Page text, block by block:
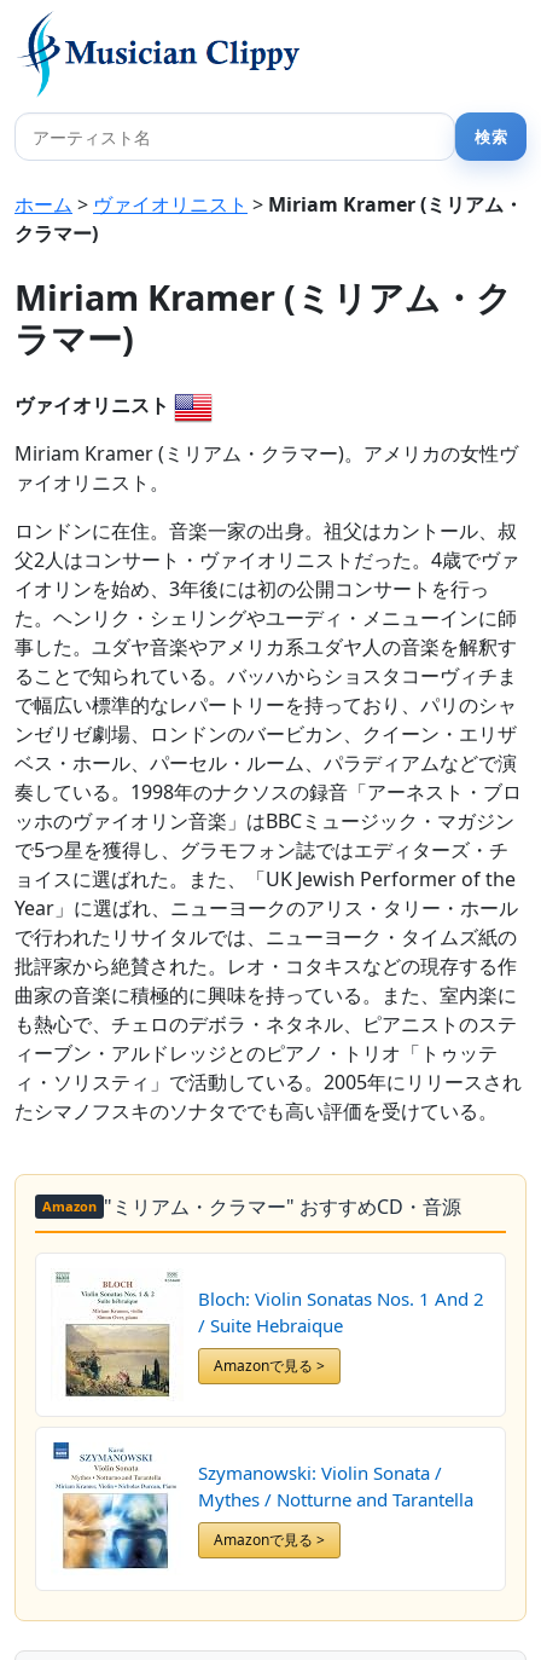
ホーム > ヴァイオリニスト > Miriam Kramer (ミリアム・
クラマー)
Miriam Kramer (ミリアム・ク
ラマー)
ヴァイオリニスト
Miriam Kramer (ミリアム・クラマー)。アメリカの女性ヴ
ァイオリニスト。
ロンドンに在住。音楽一家の出身。祖父はカントール、叔
父2人はコンサート・ヴァイオリニストだった。4歳でヴァ
イオリンを始め、3年後には初の公開コンサートを行っ
た。ヘンリク・シェリングやユーディ・メニューインに師
事した。ユダヤ音楽やアメリカ系ユダヤ人の音楽を解釈す
ることで知られている。バッハからショスタコーヴィチま
で幅広い標準的なレパートリーを持っており、パリのシャ
ンゼリゼ劇場、ロンドンのバービカン、クイーン・エリザ
ベス・ホール、パーセル・ルーム、パラディアムなどで演
奏している。1998年のナクソスの録音「アーネスト・ブロ
ッホのヴァイオリン音楽」はBBCミュージック・マガジン
で5つ星を獲得し、グラモフォン誌ではエディターズ・チ
ョイスに選ばれた。また、「UK Jewish Performer of the
Year」に選ばれ、ニューヨークのアリス・タリー・ホール
で行われたリサイタルでは、ニューヨーク・タイムズ紙の
批評家から絶賛された。レオ・コタキスなどの現存する作
曲家の音楽に積極的に興味を持っている。また、室内楽に
も熱心で、チェロのデボラ・ネタネル、ピアニストのステ
ィーブン・アルドレッジとのピアノ・トリオ「トゥッテ
ィ・ソリスティ」で活動している。2005年にリリースされ
たシマノフスキのソナタででも高い評価を受けている。
Amazon "ミリアム・クラマー" おすすめCD・音源
Bloch: Violin Sonatas Nos. 1 And 2
/ Suite Hebraique
Amazonで見る >
Szymanowski: Violin Sonata /
Mythes / Notturne and Tarantella
Amazonで見る >